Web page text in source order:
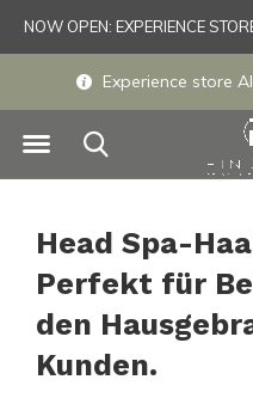
Experience store
Head Spa-
Perfekt für
den
Kunden.